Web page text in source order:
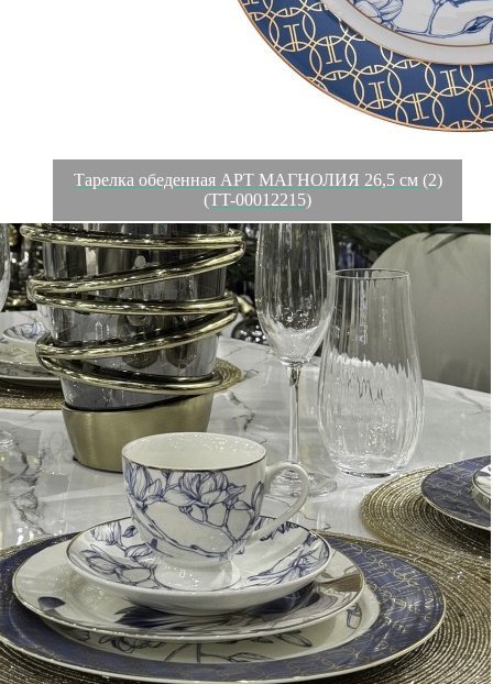
Тарелка обеденная АРТ МАГНОЛИЯ 26,5 см (2)
(TT-00012215)
Характеристики
Отзывы0
Глубина
Размер
26/2/26
Высота
2 м
Ширина
26 м
Материал
костяной фарфор
Категория Подарки для женщин
Рассказать друзьям!
Купить Тарелка обеденная АРТ МАГНОЛИЯ 26,5 см (2) (TT-
00012215)
Артикул:26FC-67326(U)
Нет в наличии